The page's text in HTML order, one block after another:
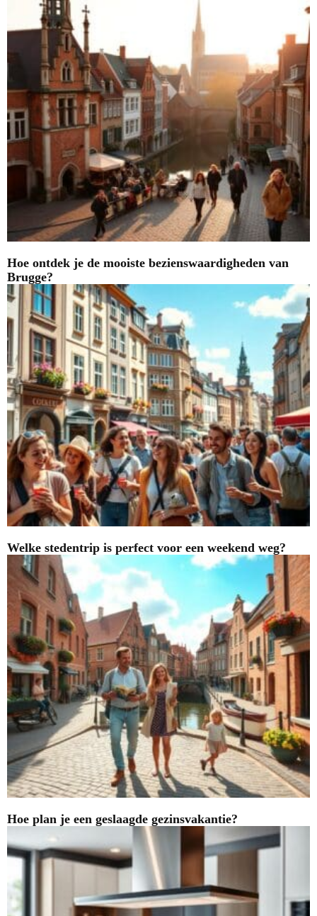
Hoe ontdek je de mooiste bezienswaardigheden van
Brugge?
Welke stedentrip is perfect voor een weekend weg?
Hoe plan je een geslaagde gezinsvakantie?